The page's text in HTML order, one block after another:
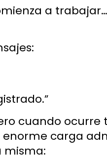
a
cuando ocurre
carga
misma: